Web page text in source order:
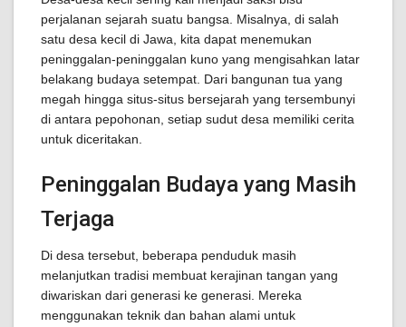
perjalanan sejarah suatu bangsa. Misalnya, di salah
satu desa kecil di Jawa, kita dapat menemukan
peninggalan-peninggalan kuno yang mengisahkan latar
belakang budaya setempat. Dari bangunan tua yang
megah hingga situs-situs bersejarah yang tersembunyi
di antara pepohonan, setiap sudut desa memiliki cerita
untuk diceritakan.
Peninggalan Budaya yang Masih
Terjaga
Di desa tersebut, beberapa penduduk masih
melanjutkan tradisi membuat kerajinan tangan yang
diwariskan dari generasi ke generasi. Mereka
menggunakan teknik dan bahan alami untuk